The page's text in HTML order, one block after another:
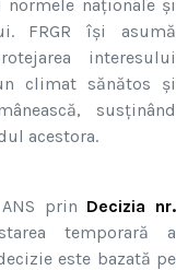
naționale și
FRGR își asumă
interesului
climat sănătos și
susținând
acestora.
prin Decizia nr.
temporară a
este bazată pe